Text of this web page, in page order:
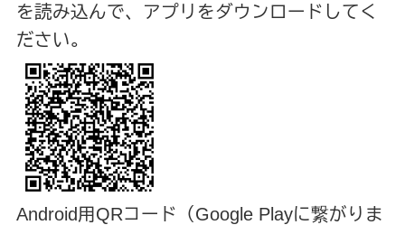
を読み込んで、アプリをダウンロードしてく
ださい。
Android用QRコード（Google Playに繋がりま